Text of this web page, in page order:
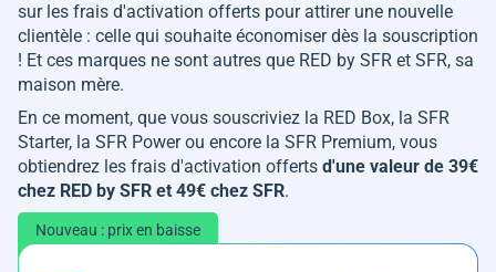
sur les frais d'activation offerts pour attirer une nouvelle
clientèle : celle qui souhaite économiser dès la souscription
! Et ces marques ne sont autres que RED by SFR et SFR, sa
maison mère.
En ce moment, que vous souscriviez la RED Box, la SFR
Starter, la SFR Power ou encore la SFR Premium, vous
obtiendrez les frais d'activation offerts d'une valeur de 39€
chez RED by SFR et 49€ chez SFR.
Nouveau : prix en baisse